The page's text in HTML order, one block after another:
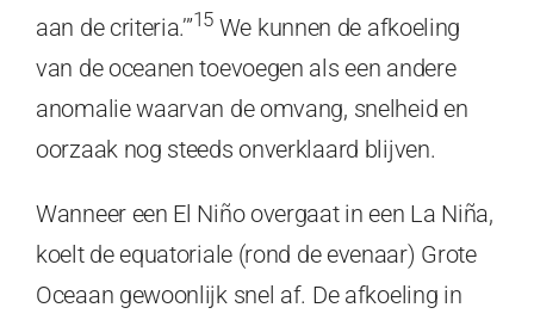
aan de criteria.’”15 We kunnen de afkoeling
van de oceanen toevoegen als een andere
anomalie waarvan de omvang, snelheid en
oorzaak nog steeds onverklaard blijven.
Wanneer een El Niño overgaat in een La Niña,
koelt de equatoriale (rond de evenaar) Grote
Oceaan gewoonlijk snel af. De afkoeling in